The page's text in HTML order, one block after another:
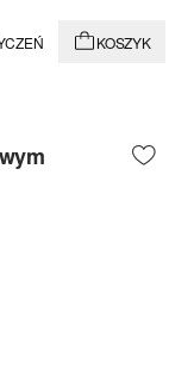
KOSZYK